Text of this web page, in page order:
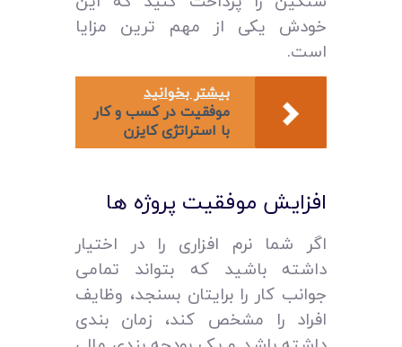
خودش یکی از مهم‌ ترین مزایا
است.
بیشتر بخوانید
موفقیت در کسب و کار
با استراتژی کایزن
افزایش موفقیت پروژه‌ ها
اگر شما نرم افزاری را در اختیار
داشته باشید که بتواند تمامی
جوانب کار را برایتان بسنجد، وظایف
افراد را مشخص کند، زمان بندی